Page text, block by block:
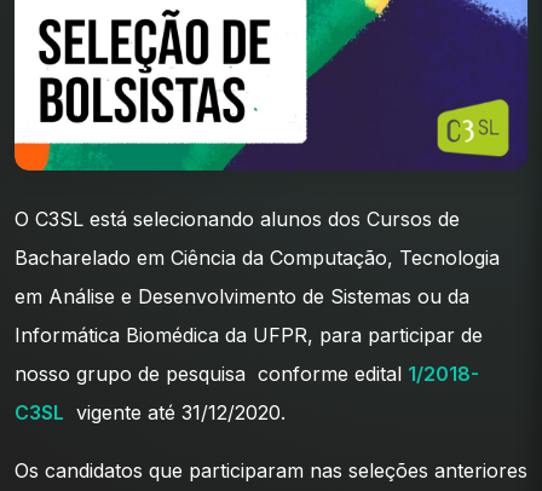
O C3SL está selecionando alunos dos Cursos de
Bacharelado em Ciência da Computação, Tecnologia
em Análise e Desenvolvimento de Sistemas ou da
Informática Biomédica da UFPR, para participar de
nosso grupo de pesquisa conforme edital 1/2018-
C3SL vigente até 31/12/2020.
Os candidatos que participaram nas seleções anteriores